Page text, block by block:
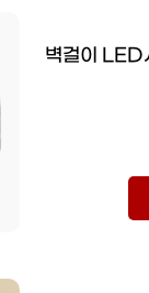
벽걸이 LED